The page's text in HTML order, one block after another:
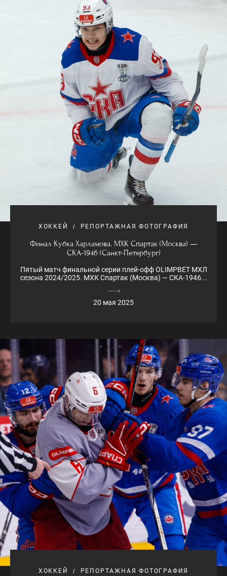
ХОККЕЙ РЕПОРТАЖНАЯ ФОТОГРАФИЯ
Финал Кубка Харламова. МХК Спартак (Москва) —
СКА-1946 (Санкт-Петербург)
Пятый матч финальной серии плей-офф OLIMPBET МХЛ
сезона 2024/2025. МХК Спартак (Москва) — СКА-1946...
20 мая 2025
ХОККЕЙ РЕПОРТАЖНАЯ ФОТОГРАФИЯ